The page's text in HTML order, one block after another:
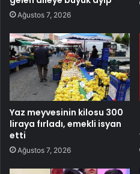
Ağustos 7, 2026
Yaz meyvesinin kilosu 300
liraya fırladı, emekli isyan
etti
Ağustos 7, 2026